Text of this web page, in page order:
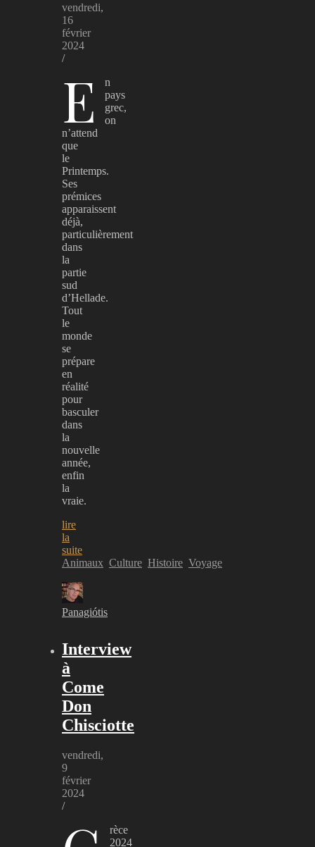
vendredi,
16
février
2024
/
E
n
pays
grec,
on
n’attend
que
le
Printemps.
Ses
prémices
apparaissent
déjà,
particulièrement
dans
la
partie
sud
d’Hellade.
Tout
le
monde
se
prépare
en
réalité
pour
basculer
dans
la
nouvelle
année,
enfin
la
vraie.
lire
la
suite
Animaux Culture Histoire Voyage
Panagiótis
Interview
à
Come
Don
Chisciotte
vendredi,
9
février
2024
/
rèce
2024